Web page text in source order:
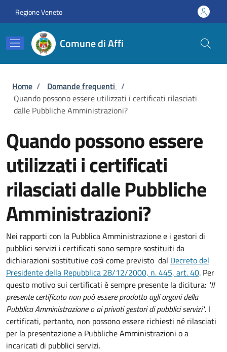
Regione Veneto
Comune di Affi
Briciole di pane
Home / Domande frequenti /
Quando possono essere utilizzati i certificati rilasciati
dalle Pubbliche Amministrazioni?
Quando possono essere
utilizzati i certificati
rilasciati dalle Pubbliche
Amministrazioni?
Nei rapporti con la Pubblica Amministrazione e i gestori di
pubblici servizi i certificati sono sempre sostituiti da
dichiarazioni sostitutive così come previsto dal Decreto del
Presidente della Repubblica 28/12/2000, n. 445, art. 40. Per
questo motivo sui certificati è sempre presente la dicitura: "Il
presente certificato non può essere prodotto agli organi della
Pubblica Amministrazione o ai privati gestori di pubblici servizi". I
certificati, pertanto, non possono essere richiesti né rilasciati
per la presentazione a Pubbliche Amministrazioni o a
incaricati di pubblici servizi.